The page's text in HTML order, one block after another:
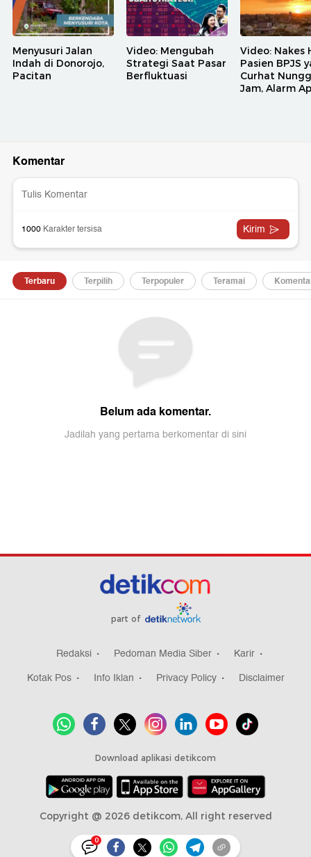
Menyusuri Jalan
Indah di Donorojo,
Pacitan
Video: Mengubah
Strategi Saat Pasar
Berfluktuasi
Video: Nakes
Pasien BPJS
Curhat
Jam, Alarm
0
part of
Redaksi Pedoman Media Siber
Karir
Kotak Pos
Info Iklan Privacy Policy Disclaimer
Download aplikasi detikcom
Copyright @ 2026 detikcom, All right reserved